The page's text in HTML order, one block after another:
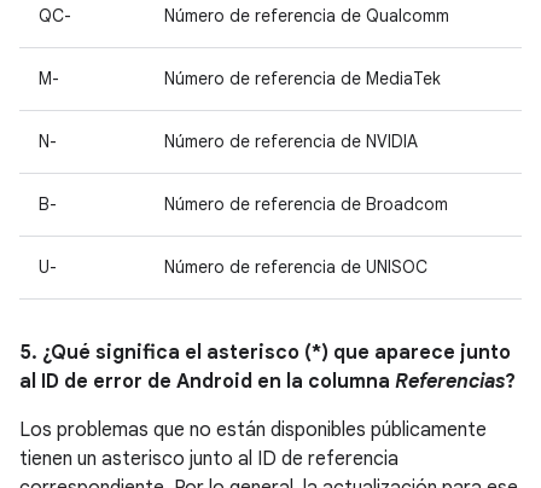
QC- Número de referencia de Qualcomm
M- Número de referencia de MediaTek
N- Número de referencia de NVIDIA
B- Número de referencia de Broadcom
U- Número de referencia de UNISOC
5. ¿Qué significa el asterisco (*) que aparece junto
al ID de error de Android en la columna Referencias?
Los problemas que no están disponibles públicamente
tienen un asterisco junto al ID de referencia